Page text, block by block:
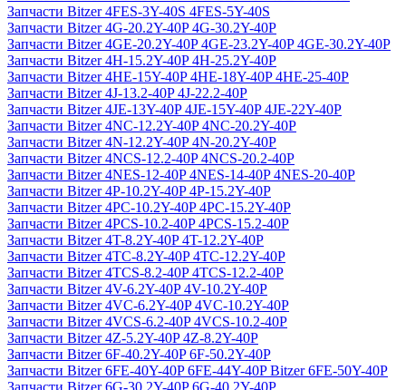
Запчасти Bitzer 4FES-3Y-40S 4FES-5Y-40S
Запчасти Bitzer 4G-20.2Y-40P 4G-30.2Y-40P
Запчасти Bitzer 4GE-20.2Y-40P 4GE-23.2Y-40P 4GE-30.2Y-40P
Запчасти Bitzer 4H-15.2Y-40P 4H-25.2Y-40P
Запчасти Bitzer 4HE-15Y-40P 4HE-18Y-40P 4HE-25-40P
Запчасти Bitzer 4J‐13.2-40P 4J‐22.2-40P
Запчасти Bitzer 4JE-13Y-40P 4JE-15Y-40P 4JE-22Y-40P
Запчасти Bitzer 4NC-12.2Y-40P 4NC-20.2Y-40P
Запчасти Bitzer 4N-12.2Y-40P 4N-20.2Y-40P
Запчасти Bitzer 4NCS-12.2-40P 4NCS-20.2-40P
Запчасти Bitzer 4NES-12-40P 4NES-14-40P 4NES-20-40P
Запчасти Bitzer 4P-10.2Y-40P 4P-15.2Y-40P
Запчасти Bitzer 4PC-10.2Y-40P 4PC-15.2Y-40P
Запчасти Bitzer 4PCS-10.2-40P 4PCS-15.2-40P
Запчасти Bitzer 4T-8.2Y-40P 4T-12.2Y-40P
Запчасти Bitzer 4TC-8.2Y-40P 4TC-12.2Y-40P
Запчасти Bitzer 4TCS-8.2-40P 4TCS-12.2-40P
Запчасти Bitzer 4V-6.2Y-40P 4V-10.2Y-40P
Запчасти Bitzer 4VC-6.2Y-40P 4VC-10.2Y-40P
Запчасти Bitzer 4VCS-6.2-40P 4VCS-10.2-40P
Запчасти Bitzer 4Z-5.2Y-40P 4Z-8.2Y-40P
Запчасти Bitzer 6F-40.2Y-40P 6F-50.2Y-40P
Запчасти Bitzer 6FE-40Y-40P 6FE-44Y-40P Bitzer 6FE-50Y-40P
Запчасти Bitzer 6G-30.2Y-40P 6G-40.2Y-40P